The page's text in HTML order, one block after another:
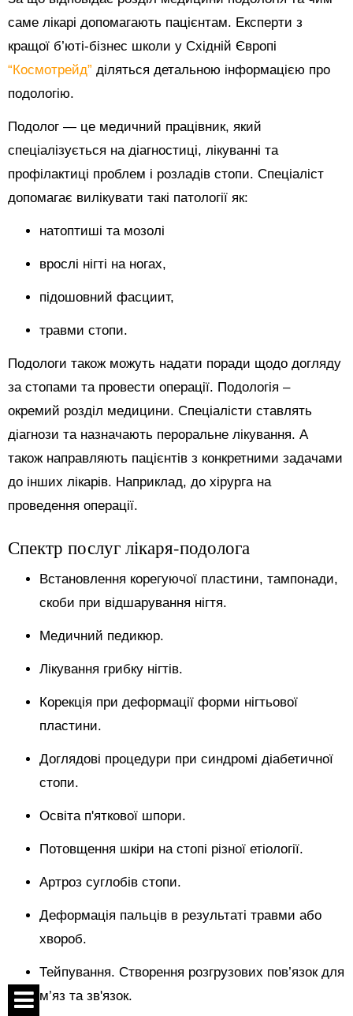
саме лікарі допомагають пацієнтам. Експерти з
кращої б’юті-бізнес школи у Східній Європі
“Космотрейд” діляться детальною інформацією про
подологію.
Подолог — це медичний працівник, який
спеціалізується на діагностиці, лікуванні та
профілактиці проблем і розладів стопи. Спеціаліст
допомагає вилікувати такі патології як:
натоптиші та мозолі
врослі нігті на ногах,
підошовний фасциит,
травми стопи.
Подологи також можуть надати поради щодо догляду
за стопами та провести операції. Подологія –
окремий розділ медицини. Спеціалісти ставлять
діагнози та назначають пероральне лікування. А
також направляють пацієнтів з конкретними задачами
до інших лікарів. Наприклад, до хірурга на
проведення операції.
Спектр послуг лікаря-подолога
Встановлення корегуючої пластини, тампонади,
скоби при відшарування нігтя.
Медичний педикюр.
Лікування грибку нігтів.
Корекція при деформації форми нігтьової
пластини.
Доглядові процедури при синдромі діабетичної
стопи.
Освіта п'яткової шпори.
Потовщення шкіри на стопі різної етіології.
Артроз суглобів стопи.
Деформація пальців в результаті травми або
хвороб.
Тейпування. Створення розгрузових пов’язок для
м’яз та зв'язок.